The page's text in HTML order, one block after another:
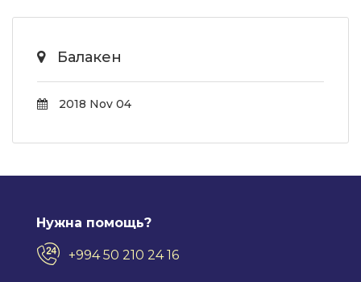
Балакен
2018 Nov 04
Нужна помощь?
+994 50 210 24 16